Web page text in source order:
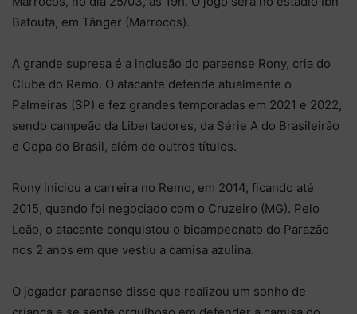
Batouta, em Tânger (Marrocos).
A grande supresa é a inclusão do paraense Rony, cria do
Clube do Remo. O atacante defende atualmente o
Palmeiras (SP) e fez grandes temporadas em 2021 e 2022,
sendo campeão da Libertadores, da Série A do Brasileirão
e Copa do Brasil, além de outros títulos.
Rony iniciou a carreira no Remo, em 2014, ficando até
2015, quando foi negociado com o Cruzeiro (MG). Pelo
Leão, o atacante conquistou o bicampeonato do Parazão
nos 2 anos em que vestiu a camisa azulina.
O jogador paraense disse que realizou um sonho de